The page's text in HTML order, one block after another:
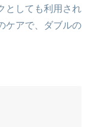
としても利用され
ケアで、ダブルの